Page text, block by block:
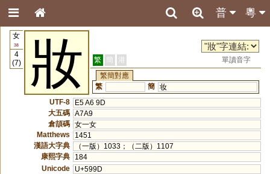
粵
普
女
38
4
(7)
妝 繁 簡 港
單讀音字
繁簡對應
繁
簡 妆
UTF-8
E5 A6 9D
大五碼 A7A9
倉頡碼 女一女
Matthews
1451
漢語大字典
（一版）1033；（二版）1107
康熙字典
184
Unicode
U+599D